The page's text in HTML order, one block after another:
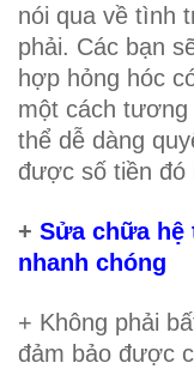
nói qua về tình
phải. Các bạn
hợp hỏng hóc
một cách
thể dễ dàng
được số tiền đó
+ Sửa chữa hệ
nhanh chóng
+ Không phải
đảm bảo được